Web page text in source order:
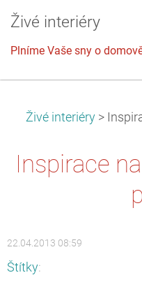
Živé interiéry
Plníme Vaše sny o
Živé interiéry >
Inspirace
22.04.2013 08:59
Štítky: